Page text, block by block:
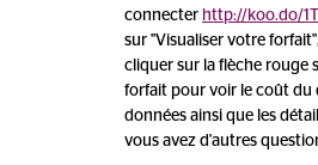
connecter http://koo.do/
sur "Visualiser votre
cliquer sur la flèche rouge
forfait pour voir le coût du
données ainsi que les
vous avez d'autres